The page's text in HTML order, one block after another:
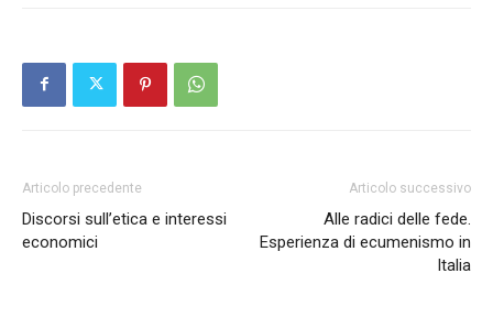
Articolo precedente
Discorsi sull’etica e interessi
economici
Articolo successivo
Alle radici delle fede.
Esperienza di ecumenismo in
Italia